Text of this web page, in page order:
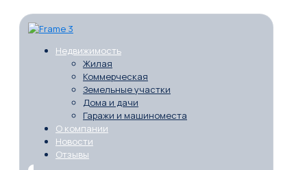
Недвижимость
Жилая
Коммерческая
Земельные участки
Дома и дачи
Гаражи и машиноместа
О компании
Новости
Отзывы